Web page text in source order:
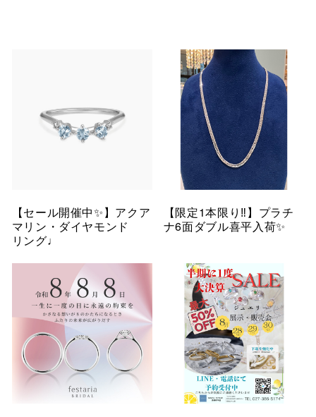
【セール開催中✨】アクア
マリン・ダイヤモンド
リング♩
【限定1本限り‼︎】プラチ
ナ6面ダブル喜平入荷✨